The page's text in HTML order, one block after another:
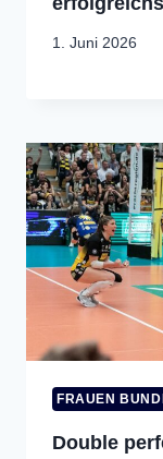
1. Juni 2026
FRAUEN
Double